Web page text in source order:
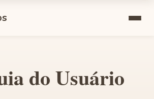
do Usuário